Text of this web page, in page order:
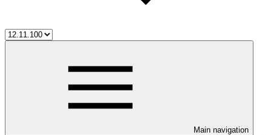
Main navigation